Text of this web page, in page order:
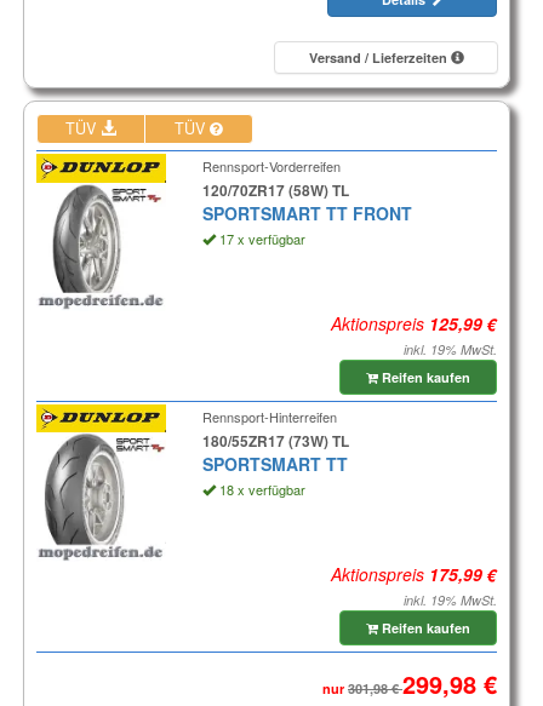
Versand / Lieferzeiten
TÜV TÜV
Rennsport-Vorderreifen
120/70ZR17 (58W) TL
SPORTSMART TT FRONT
17 x verfügbar
Aktionspreis
inkl. 19% MwSt.
Reifen kaufen
Rennsport-Hinterreifen
180/55ZR17 (73W) TL
SPORTSMART TT
18 x verfügbar
Aktionspreis
inkl. 19% MwSt.
Reifen kaufen
nur